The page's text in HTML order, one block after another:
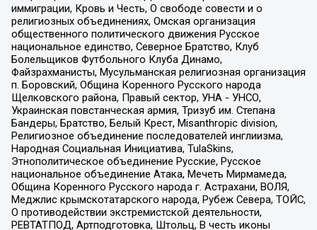
иммиграции, Кровь и Честь, О свободе совести и о
религиозных объединениях, Омская организация
общественного политического движения Русское
национальное единство, Северное Братство, Клуб
Болельщиков Футбольного Клуба Динамо,
Файзрахманисты, Мусульманская религиозная организация
п. Боровский, Община Коренного Русского народа
Щелковского района, Правый сектор, УНА - УНСО,
Украинская повстанческая армия, Тризуб им. Степана
Бандеры, Братство, Белый Крест, Misanthropic division,
Религиозное объединение последователей инглиизма,
Народная Социальная Инициатива, TulaSkins,
Этнополитическое объединение Русские, Русское
национальное объединение Атака, Мечеть Мирмамеда,
Община Коренного Русского народа г. Астрахани, ВОЛЯ,
Меджлис крымскотатарского народа, Рубеж Севера, ТОЙС,
О противодействии экстремистской деятельности,
РЕВТАТПОД, Артподготовка, Штольц, В честь иконы